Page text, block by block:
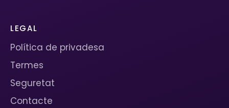
LEGAL
Política de privadesa
Termes
Seguretat
Contacte